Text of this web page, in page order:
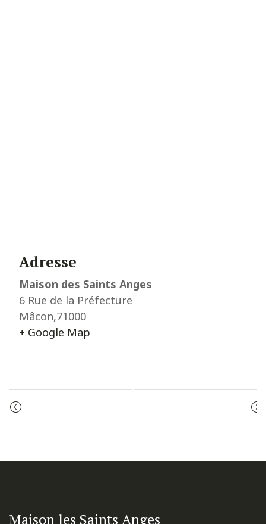
Adresse
Maison des Saints Anges
6 Rue de la Préfecture
Mâcon,71000
+ Google Map
Event
Maison les Saints Anges